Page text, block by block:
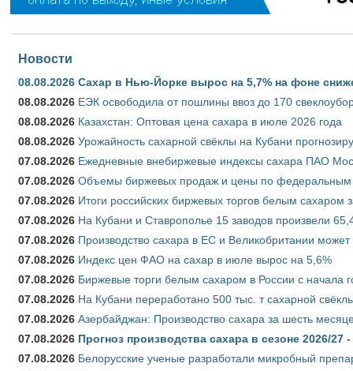
Новости
08.08.2026 Сахар в Нью-Йорке вырос на 5,7% на фоне
08.08.2026 ЕЭК освободила от пошлины ввоз до 170
08.08.2026 Казахстан: Оптовая цена сахара в июле 2026 года
08.08.2026 Урожайность сахарной свёклы на Кубани
07.08.2026 Ежедневные внебиржевые индексы сахара ПАО
07.08.2026 Объемы биржевых продаж и цены по федеральным
07.08.2026 Итоги российских биржевых торгов белым сахаром
07.08.2026 На Кубани и Ставрополье 15 заводов произвели
07.08.2026 Производство сахара в ЕС и Великобритании
07.08.2026 Индекс цен ФАО на сахар в июле вырос на 5,6%
07.08.2026 Биржевые торги белым сахаром в России с начала
07.08.2026 На Кубани переработано 500 тыс. т сахарной
07.08.2026 Азербайджан: Производство сахара за шесть
07.08.2026 Прогноз производства сахара в сезоне 2026/
07.08.2026 Белорусские ученые разработали микробный